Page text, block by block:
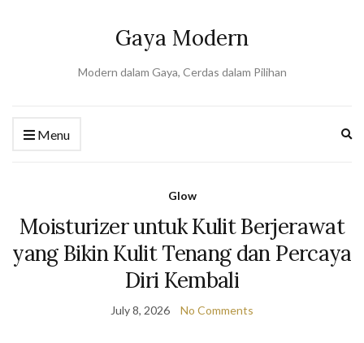
Gaya Modern
Modern dalam Gaya, Cerdas dalam Pilihan
Menu
Glow
Moisturizer untuk Kulit Berjerawat
yang Bikin Kulit Tenang dan Percaya
Diri Kembali
July 8, 2026 No Comments